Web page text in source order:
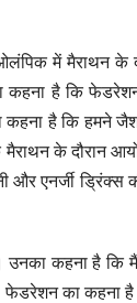
में मैराथन के
है कि
है कि हमने
के दौरान
और एनर्जी
उनका कहना है
का कहना